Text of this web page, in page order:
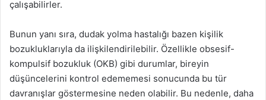
çalışabilirler.
Bunun yanı sıra, dudak yolma hastalığı bazen kişilik
bozukluklarıyla da ilişkilendirilebilir. Özellikle obsesif-
kompulsif bozukluk (OKB) gibi durumlar, bireyin
düşüncelerini kontrol edememesi sonucunda bu tür
davranışlar göstermesine neden olabilir. Bu nedenle, daha